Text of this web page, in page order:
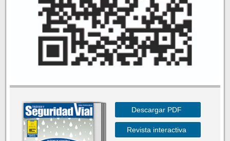
Descargar PDF
Revista interactiva